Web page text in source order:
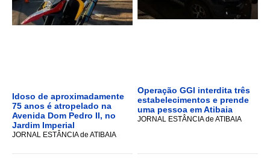
Idoso de aproximadamente
75 anos é atropelado na
Avenida Dom Pedro II, no
Jardim Imperial
JORNAL ESTÂNCIA de ATIBAIA
Operação GGI interdita três
estabelecimentos e prende
uma pessoa em Atibaia
JORNAL ESTÂNCIA de ATIBAIA